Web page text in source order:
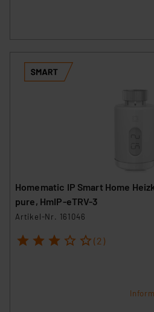
Homematic IP Smart Home
pure, HmIP-eTRV-3
Artikel-Nr. 161046
1 2 3 4 5 (2)